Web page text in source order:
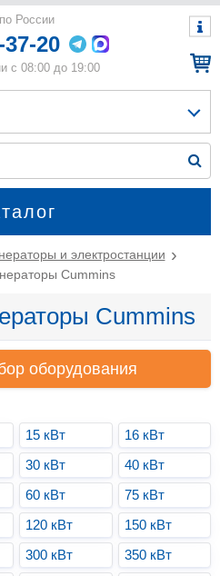
России
20
с 08:00 до 19:00
и электростанции
Cummins
Cummins
оборудования
15 кВт
16 кВт
30 кВт
40 кВт
60 кВт
75 кВт
120 кВт
150 кВт
300 кВт
350 кВт